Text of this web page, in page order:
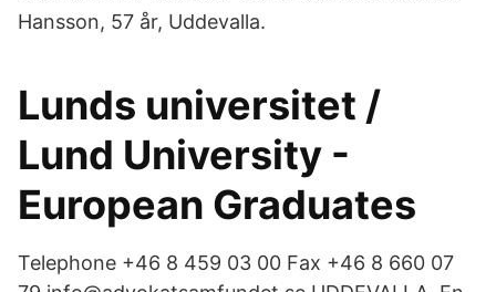
Hansson, 57 år, Uddevalla.
Lunds universitet /
Lund University -
European Graduates
Telephone +46 8 459 03 00 Fax +46 8 660 07